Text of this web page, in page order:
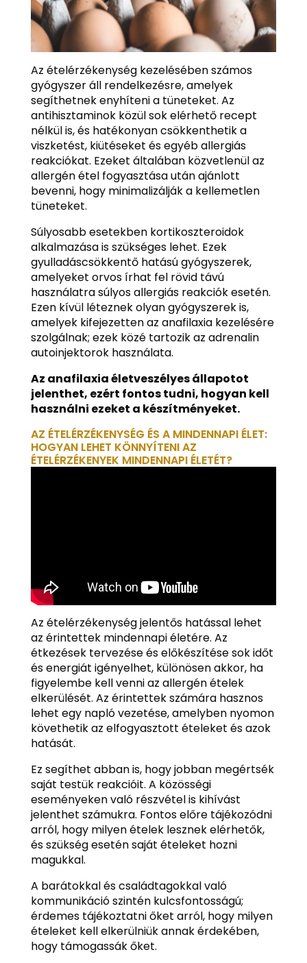
Az ételérzékenység kezelésében számos
gyógyszer áll rendelkezésre, amelyek
segíthetnek enyhíteni a tüneteket. Az
antihisztaminok közül sok elérhető recept
nélkül is, és hatékonyan csökkenthetik a
viszketést, kiütéseket és egyéb allergiás
reakciókat. Ezeket általában közvetlenül az
allergén étel fogyasztása után ajánlott
bevenni, hogy minimalizálják a kellemetlen
tüneteket.
Súlyosabb esetekben kortikoszteroidok
alkalmazása is szükséges lehet. Ezek
gyulladáscsökkentő hatású gyógyszerek,
amelyeket orvos írhat fel rövid távú
használatra súlyos allergiás reakciók esetén.
Ezen kívül léteznek olyan gyógyszerek is,
amelyek kifejezetten az anafilaxia kezelésére
szolgálnak; ezek közé tartozik az adrenalin
autoinjektorok használata.
Az anafilaxia életveszélyes állapotot
jelenthet, ezért fontos tudni, hogyan kell
használni ezeket a készítményeket.
AZ ÉTELÉRZÉKENYSÉG ÉS A MINDENNAPI ÉLET:
HOGYAN LEHET KÖNNYÍTENI AZ
ÉTELÉRZÉKENYEK MINDENNAPI ÉLETÉT?
Az ételérzékenység jelentős hatással lehet
az érintettek mindennapi életére. Az
étkezések tervezése és előkészítése sok időt
és energiát igényelhet, különösen akkor, ha
figyelembe kell venni az allergén ételek
elkerülését. Az érintettek számára hasznos
lehet egy napló vezetése, amelyben nyomon
követhetik az elfogyasztott ételeket és azok
hatását.
Ez segíthet abban is, hogy jobban megértsék
saját testük reakcióit. A közösségi
eseményeken való részvétel is kihívást
jelenthet számukra. Fontos előre tájékozódni
arról, hogy milyen ételek lesznek elérhetők,
és szükség esetén saját ételeket hozni
magukkal.
A barátokkal és családtagokkal való
kommunikáció szintén kulcsfontosságú;
érdemes tájékoztatni őket arról, hogy milyen
ételeket kell elkerülniük annak érdekében,
hogy támogassák őket.